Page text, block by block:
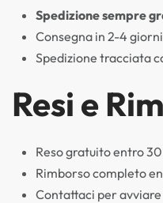
Spedizione sempre
Consegna in 2-4
Spedizione tracciata
Resi e
Reso gratuito entro
Rimborso completo
Contattaci per avviare